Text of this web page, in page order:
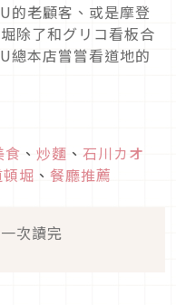
的老顧客、或是摩登
除了和グリコ看板合
總本店嘗嘗看道地的
食 、 炒麵 、 石川カオ
頓堀 、 餐廳推薦
次讀完